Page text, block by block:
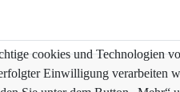
cookies und Technologien
Einwilligung verarbeiten